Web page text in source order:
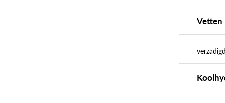
Vetten